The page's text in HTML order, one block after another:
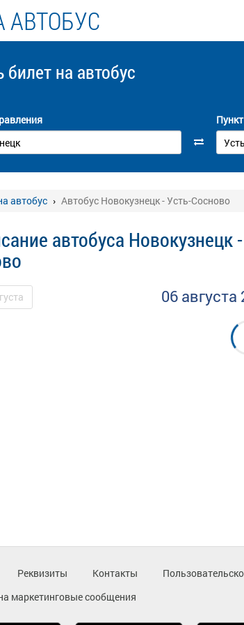
АВТОБУС
билет на автобус
автобус Автобус Новокузнецк - Усть-Сосново
автобуса Новокузнецк
06 августа
Реквизиты Контакты
маркетинговые сообщения